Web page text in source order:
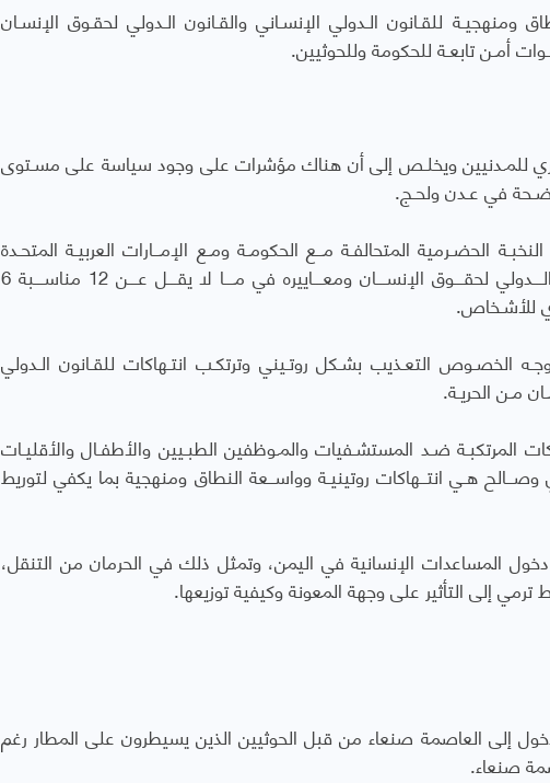
للقـانون الـدولي الإنسـاني والقـانون الـدولي لحقـوق الإنسـان
أمـن تابعـة للحكومة وللحوثيين.
للمـدنيين ويخلـص إلى أن هناك مؤشرات على وجود سياسة على مسـتوى
في عـدن ولحـج.
الحضـرمية المتحالفـة مــع الحكومـة ومـع الإمــارات العربيـة المتحـدة
انتــهكت القـانون الــدولي الإنســـاني والقـــانون الـــدولي لحقـــوق الإنســـان ومعـــاييره في مـــا لا يقـــل عـــن 12 مناســـبة 6
للأشـخاص.
الخصـوص التعـذيب بشـكل روتـيني وترتكـب انتـهاكات للقـانون الـدولي
مـن الحريـة.
المرتكبـة ضـد المستشـفيات والمـوظفين الطبـيين والأطفـال والأقليـات
هـي انتــهاكات روتينيـة وواســعة النطاق ومنهجية بما يكفي لتوريط
المساعدات الإنسانية في اليمن، وتمثل ذلك في الحرمان من التنقل،
إلى التأثير على وجهة المعونة وكيفية توزيعها.
إلى العاصمة صنعاء من قبل الحوثيين الذين يسيطرون على المطار رغم
صنعاء.